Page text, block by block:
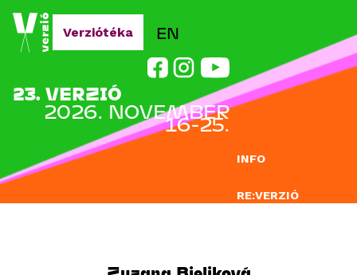
Jump to navigation
INFO
RE:VERZIÓ
EN
23. VERZIÓ
2026. NOVEMBER
16-25.
Verziótéka